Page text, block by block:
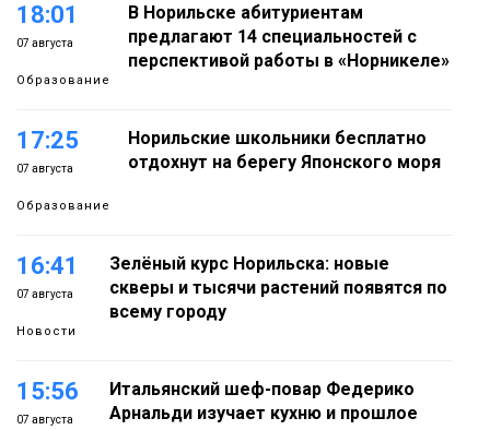
18:01
07 августа
Образование
В Норильске абитуриентам
предлагают 14 специальностей с
перспективой работы в «Норникеле»
17:25
07 августа
Образование
Норильские школьники бесплатно
отдохнут на берегу Японского моря
16:41
07 августа
Новости
Зелёный курс Норильска: новые
скверы и тысячи растений появятся по
всему городу
15:56
07 августа
Итальянский шеф-повар Федерико
Арнальди изучает кухню и прошлое